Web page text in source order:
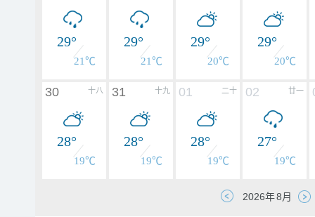
29°
21℃
29°
21℃
29°
20℃
29°
20℃
十八
30
28°
19℃
十九
31
28°
19℃
二十
01
28°
19℃
廿一
02
27°
19℃